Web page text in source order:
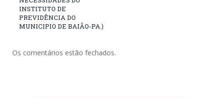
INSTITUTO DE
PREVIDÊNCIA DO
MUNICIPIO DE BAIÃO-PA.)
Os comentários estão fechados.